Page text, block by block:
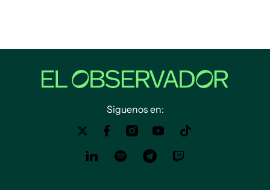
Siguenos en: